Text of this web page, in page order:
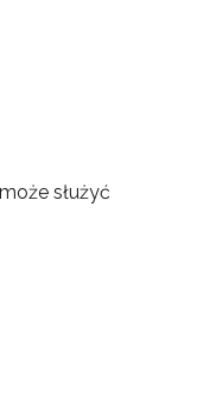
służyć